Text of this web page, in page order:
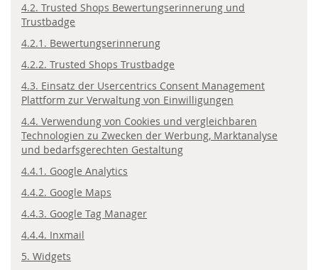
4.2. Trusted Shops Bewertungserinnerung und
Trustbadge
4.2.1. Bewertungserinnerung
4.2.2. Trusted Shops Trustbadge
4.3. Einsatz der Usercentrics Consent Management
Plattform zur Verwaltung von Einwilligungen
4.4. Verwendung von Cookies und vergleichbaren
Technologien zu Zwecken der Werbung, Marktanalyse
und bedarfsgerechten Gestaltung
4.4.1. Google Analytics
4.4.2. Google Maps
4.4.3. Google Tag Manager
4.4.4. Inxmail
5. Widgets